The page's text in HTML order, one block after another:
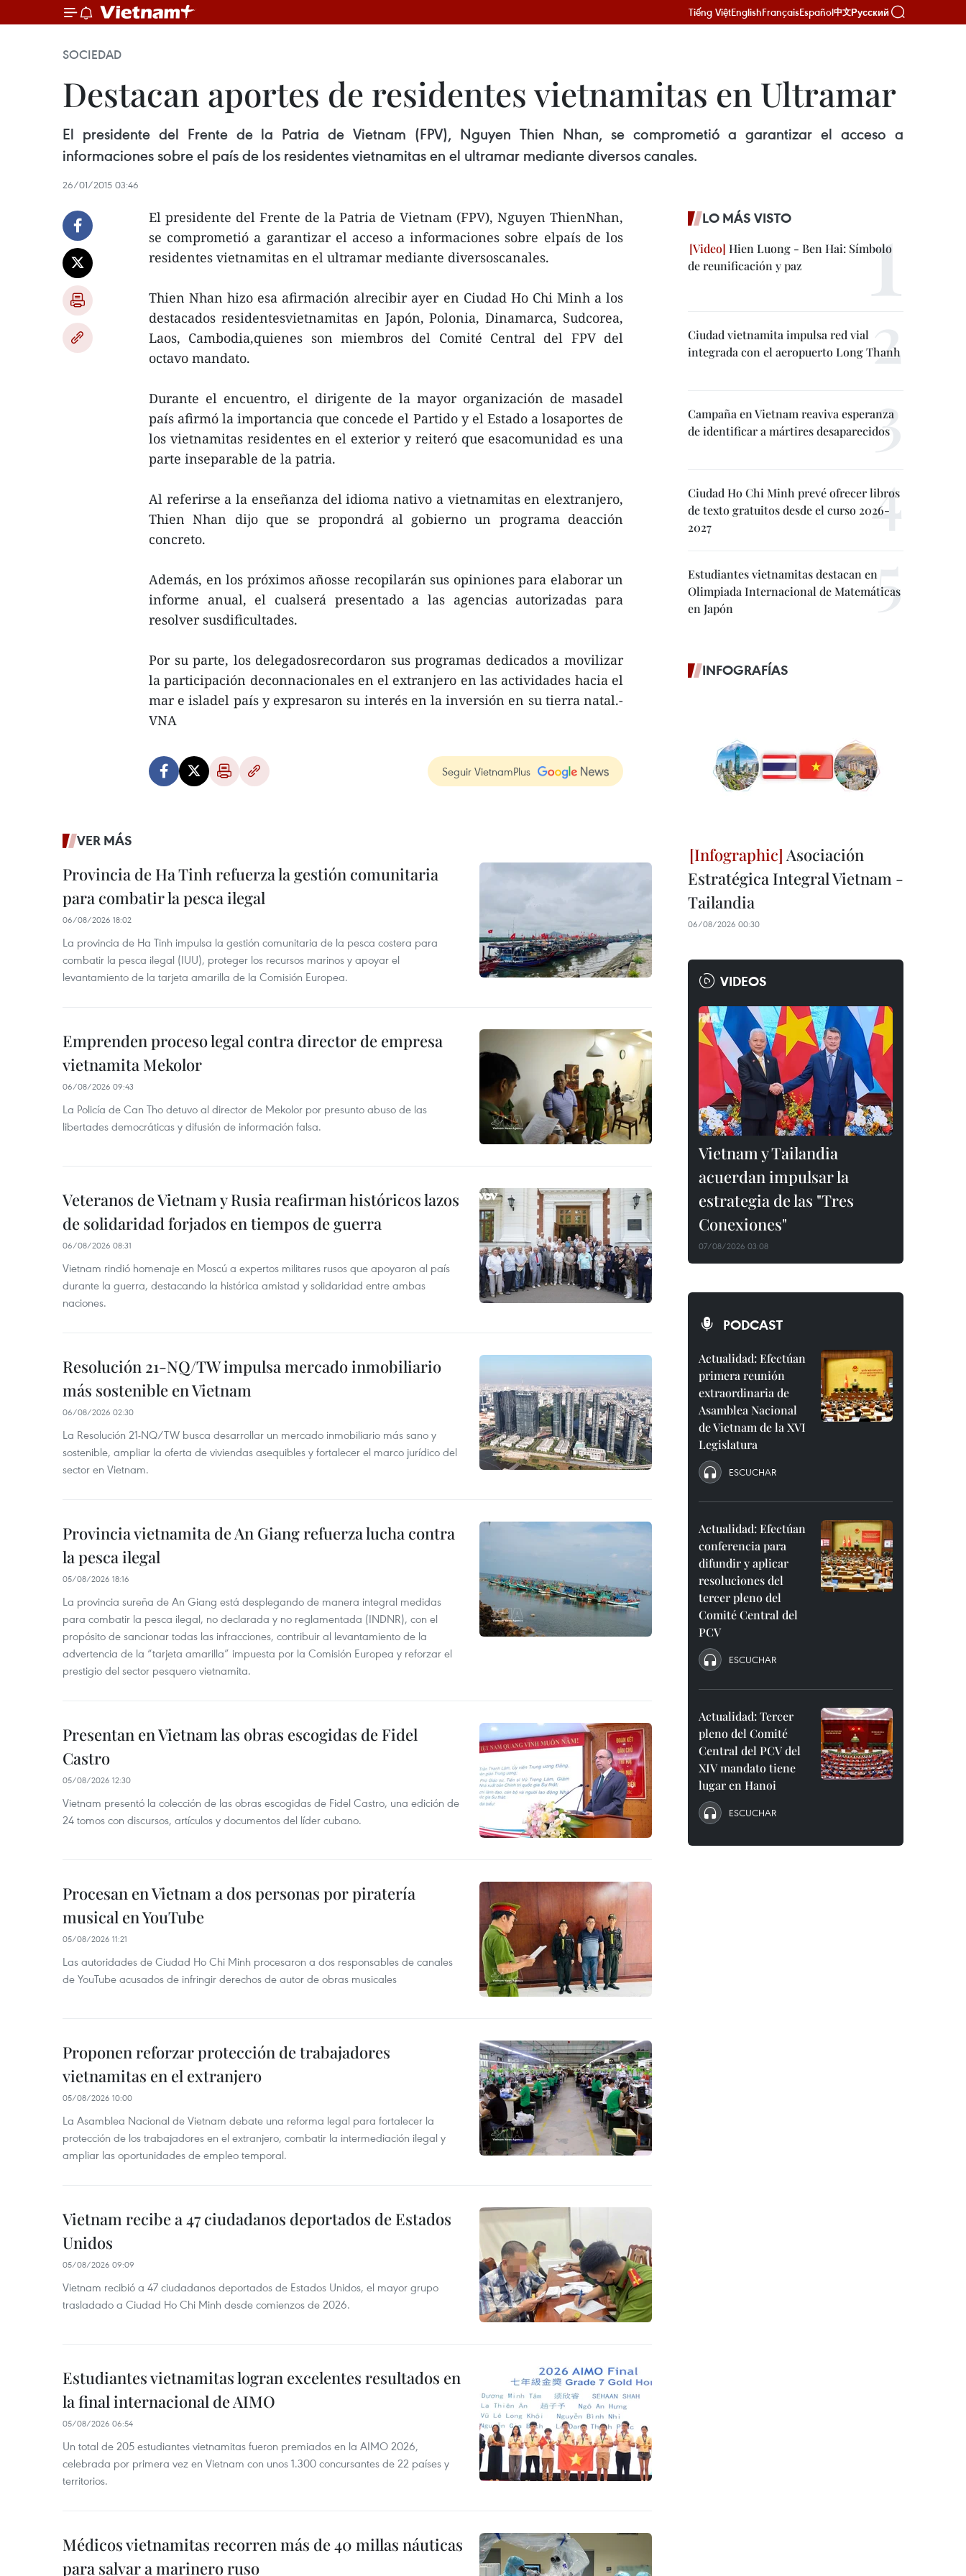
Tiếng ViệtEnglishFrançaisEspañol中文Русский
SOCIEDAD
Destacan aportes de residentes vietnamitas en Ultramar
El presidente del Frente de la Patria de Vietnam (FPV), Nguyen Thien Nhan, se comprometió a garantizar el acceso a
informaciones sobre el país de los residentes vietnamitas en el ultramar mediante diversos canales.
26/01/2015 03:46
El presidente del Frente de la Patria de Vietnam (FPV), Nguyen ThienNhan,
se comprometió a garantizar el acceso a informaciones sobre elpaís de los
residentes vietnamitas en el ultramar mediante diversoscanales.
Thien Nhan hizo esa afirmación alrecibir ayer en Ciudad Ho Chi Minh a los
destacados residentesvietnamitas en Japón, Polonia, Dinamarca, Sudcorea,
Laos, Cambodia,quienes son miembros del Comité Central del FPV del
octavo mandato.
Durante el encuentro, el dirigente de la mayor organización de masadel
país afirmó la importancia que concede el Partido y el Estado a losaportes de
los vietnamitas residentes en el exterior y reiteró que esacomunidad es una
parte inseparable de la patria.
Al referirse a la enseñanza del idioma nativo a vietnamitas en elextranjero,
Thien Nhan dijo que se propondrá al gobierno un programa deacción
concreto.
Además, en los próximos añosse recopilarán sus opiniones para elaborar un
informe anual, el cualserá presentado a las agencias autorizadas para
resolver susdificultades.
Por su parte, los delegadosrecordaron sus programas dedicados a movilizar
la participación deconnacionales en el extranjero en las actividades hacia el
mar e isladel país y expresaron su interés en la inversión en su tierra natal.-
VNA
Seguir VietnamPlus
VER MÁS
Provincia de Ha Tinh refuerza la gestión comunitaria
para combatir la pesca ilegal
06/08/2026 18:02
La provincia de Ha Tinh impulsa la gestión comunitaria de la pesca costera para
combatir la pesca ilegal (IUU), proteger los recursos marinos y apoyar el
levantamiento de la tarjeta amarilla de la Comisión Europea.
Emprenden proceso legal contra director de empresa
vietnamita Mekolor
06/08/2026 09:43
La Policía de Can Tho detuvo al director de Mekolor por presunto abuso de las
libertades democráticas y difusión de información falsa.
Veteranos de Vietnam y Rusia reafirman históricos lazos
de solidaridad forjados en tiempos de guerra
06/08/2026 08:31
Vietnam rindió homenaje en Moscú a expertos militares rusos que apoyaron al país
durante la guerra, destacando la histórica amistad y solidaridad entre ambas
naciones.
Resolución 21-NQ/TW impulsa mercado inmobiliario
más sostenible en Vietnam
06/08/2026 02:30
La Resolución 21-NQ/TW busca desarrollar un mercado inmobiliario más sano y
sostenible, ampliar la oferta de viviendas asequibles y fortalecer el marco jurídico del
sector en Vietnam.
Provincia vietnamita de An Giang refuerza lucha contra
la pesca ilegal
05/08/2026 18:16
La provincia sureña de An Giang está desplegando de manera integral medidas
para combatir la pesca ilegal, no declarada y no reglamentada (INDNR), con el
propósito de sancionar todas las infracciones, contribuir al levantamiento de la
advertencia de la “tarjeta amarilla” impuesta por la Comisión Europea y reforzar el
prestigio del sector pesquero vietnamita.
Presentan en Vietnam las obras escogidas de Fidel
Castro
05/08/2026 12:30
Vietnam presentó la colección de las obras escogidas de Fidel Castro, una edición de
24 tomos con discursos, artículos y documentos del líder cubano.
Procesan en Vietnam a dos personas por piratería
musical en YouTube
05/08/2026 11:21
Las autoridades de Ciudad Ho Chi Minh procesaron a dos responsables de canales
de YouTube acusados de infringir derechos de autor de obras musicales
Proponen reforzar protección de trabajadores
vietnamitas en el extranjero
05/08/2026 10:00
La Asamblea Nacional de Vietnam debate una reforma legal para fortalecer la
protección de los trabajadores en el extranjero, combatir la intermediación ilegal y
ampliar las oportunidades de empleo temporal.
Vietnam recibe a 47 ciudadanos deportados de Estados
Unidos
05/08/2026 09:09
Vietnam recibió a 47 ciudadanos deportados de Estados Unidos, el mayor grupo
trasladado a Ciudad Ho Chi Minh desde comienzos de 2026.
Estudiantes vietnamitas logran excelentes resultados en
la final internacional de AIMO
05/08/2026 06:54
Un total de 205 estudiantes vietnamitas fueron premiados en la AIMO 2026,
celebrada por primera vez en Vietnam con unos 1.300 concursantes de 22 países y
territorios.
Médicos vietnamitas recorren más de 40 millas náuticas
para salvar a marinero ruso
LO MÁS VISTO
Hien Luong - Ben Hai: Símbolo
de reunificación y paz
Ciudad vietnamita impulsa red vial
integrada con el aeropuerto Long Thanh
Campaña en Vietnam reaviva esperanza
de identificar a mártires desaparecidos
Ciudad Ho Chi Minh prevé ofrecer libros
de texto gratuitos desde el curso 2026-
2027
Estudiantes vietnamitas destacan en
Olimpiada Internacional de Matemáticas
en Japón
INFOGRAFÍAS
Asociación
Estratégica Integral Vietnam -
Tailandia
06/08/2026 00:30
VIDEOS
Vietnam y Tailandia
acuerdan impulsar la
estrategia de las "Tres
Conexiones"
07/08/2026 03:08
PODCAST
Actualidad: Efectúan
primera reunión
extraordinaria de
Asamblea Nacional
de Vietnam de la XVI
Legislatura
ESCUCHAR
Actualidad: Efectúan
conferencia para
difundir y aplicar
resoluciones del
tercer pleno del
Comité Central del
PCV
ESCUCHAR
Actualidad: Tercer
pleno del Comité
Central del PCV del
XIV mandato tiene
lugar en Hanoi
ESCUCHAR